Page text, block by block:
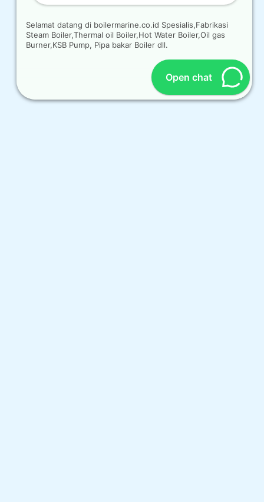
Selamat datang di boilermarine.co.id Spesialis,Fabrikasi
Steam Boiler,Thermal oil Boiler,Hot Water Boiler,Oil gas
Burner,KSB Pump, Pipa bakar Boiler dll.
Open chat